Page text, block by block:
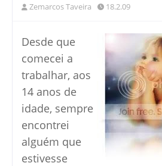
Zemarcos Taveira 18.2.09
Desde que
comecei a
trabalhar, aos
14 anos de
idade, sempre
encontrei
alguém que
estivesse